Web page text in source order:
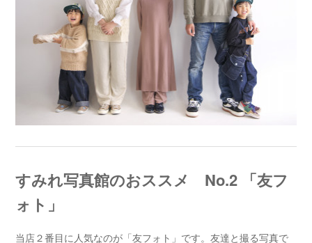
すみれ写真館のおススメ No.2 「友フ
ォト」
当店２番目に人気なのが「友フォト」です。友達と撮る写真で